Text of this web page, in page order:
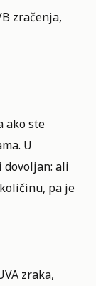
zračenja,
ako ste
U
dovoljan: ali
pa je
zraka,